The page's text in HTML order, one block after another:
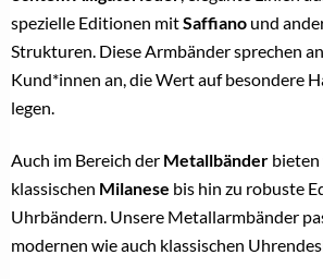
spezielle Editionen mitSaffiano und
Strukturen. Diese Armbänder sprechen
Kund*innen an, die Wert auf besondere
legen.
Auch im Bereich der Metallbänder
klassischen Milanese bis hin zu robuste
Uhrbändern. Unsere Metallarmbänder
modernen wie auch klassischen